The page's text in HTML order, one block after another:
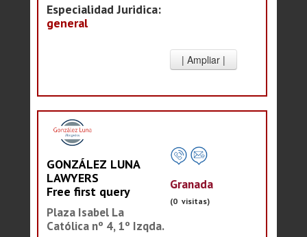
Especialidad Juridica:
general
GONZÁLEZ LUNA
LAWYERS
Free first query
Plaza Isabel La
Católica nº 4, 1º Izqda.
Granada
(0 visitas)